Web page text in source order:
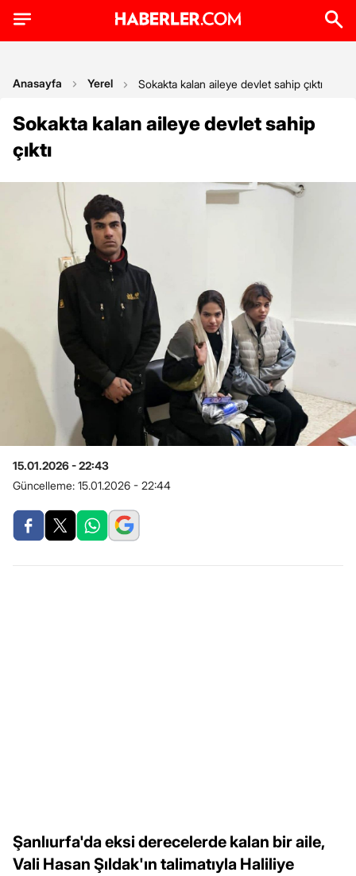
Anasayfa Yerel Sokakta kalan aileye devlet sahip çıktı
Sokakta kalan aileye devlet sahip
çıktı
15.01.2026 - 22:43
Güncelleme: 15.01.2026 - 22:44
Şanlıurfa'da eksi derecelerde kalan bir aile,
Vali Hasan Şıldak'ın talimatıyla Haliliye